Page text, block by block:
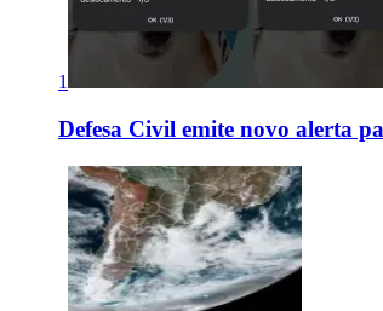
1
Defesa Civil emite novo alerta